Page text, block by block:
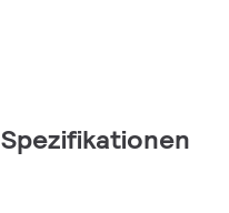
Spezifikationen